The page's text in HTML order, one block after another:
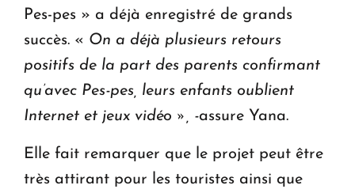
Pes-pes » a déjà enregistré de grands
succès. « On a déjà plusieurs retours
positifs de la part des parents confirmant
qu’avec Pes-pes, leurs enfants oublient
Internet et jeux vidéo », -assure Yana.
Elle fait remarquer que le projet peut être
très attirant pour les touristes ainsi que